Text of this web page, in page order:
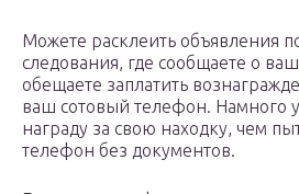
Можете расклеить объявления
следования, где сообщаете о
обещаете заплатить
ваш сотовый телефон. Намного
награду за свою находку, чем
телефон без документов.